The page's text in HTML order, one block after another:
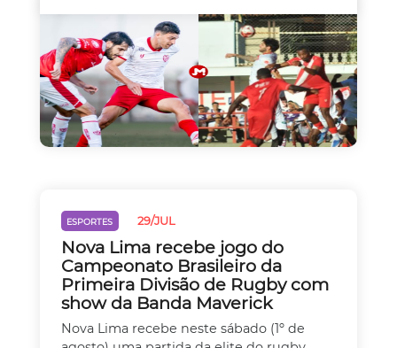
ESPORTES 29/JUL
Nova Lima recebe jogo do
Campeonato Brasileiro da
Primeira Divisão de Rugby com
show da Banda Maverick
Nova Lima recebe neste sábado (1º de